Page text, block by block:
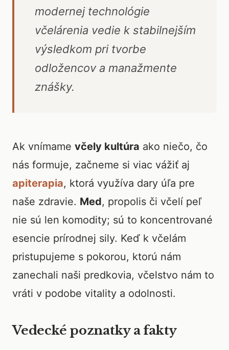
modernej technológie
včelárenia vedie k stabilnejším
výsledkom pri tvorbe
odložencov a manažmente
znášky.
Ak vnímame včely kultúra ako niečo, čo
nás formuje, začneme si viac vážiť aj
apiterapia, ktorá využíva dary úľa pre
naše zdravie. Med, propolis či včelí peľ
nie sú len komodity; sú to koncentrované
esencie prírodnej sily. Keď k včelám
pristupujeme s pokorou, ktorú nám
zanechali naši predkovia, včelstvo nám to
vráti v podobe vitality a odolnosti.
Vedecké poznatky a fakty